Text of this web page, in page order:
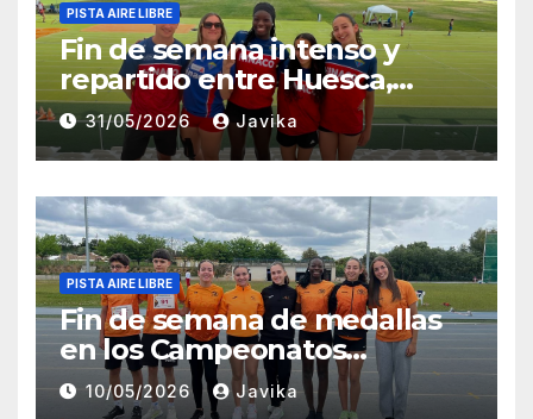
PISTA AIRE LIBRE
Fin de semana intenso y
repartido entre Huesca,
Zaragoza y Madrid para el
Club Atletismo Fraga
31/05/2026 Javika
PISTA AIRE LIBRE
Fin de semana de medallas
en los Campeonatos
Provinciales Sub-14 y Sub-16
10/05/2026 Javika